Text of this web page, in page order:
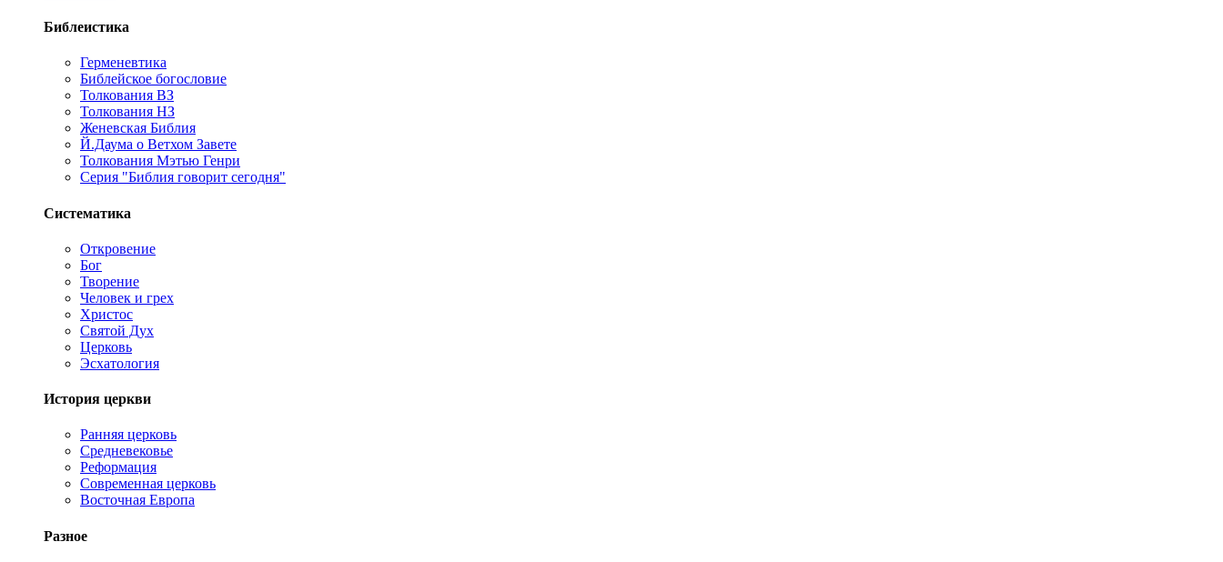
Библеистика
Герменевтика
Библейское богословие
Толкования ВЗ
Толкования НЗ
Женевская Библия
Й.Даума о Ветхом Завете
Толкования Мэтью Генри
Серия "Библия говорит сегодня"
Систематика
Откровение
Бог
Творение
Человек и грех
Христос
Святой Дух
Церковь
Эсхатология
История церкви
Ранняя церковь
Средневековье
Реформация
Современная церковь
Восточная Европа
Разное